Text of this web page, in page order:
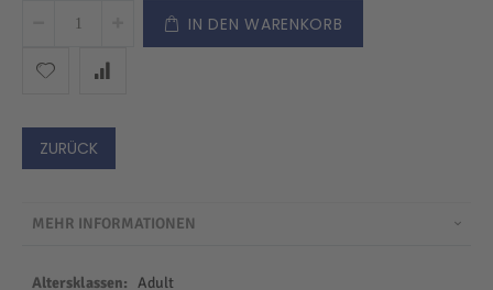
IN DEN WARENKORB
ZURÜCK
MEHR INFORMATIONEN
Mehr
Adult